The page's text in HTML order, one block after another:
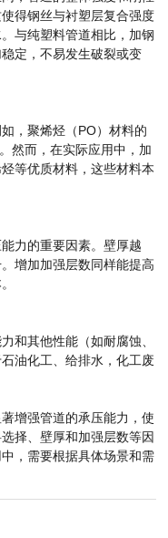
得钢丝与衬塑层复合强度
与纯塑料管道相比，加钢
定，不易发生破裂或变
，聚烯烃（PO）材料的
然而，在实际应用中，加
等优质材料，这些材料本
力的重要因素。壁厚越
增加加强层数同样能提高
和其他性能（如耐腐蚀、
油化工、给排水，化工废
增强管道的承压能力，使
择、壁厚和加强层数等因
，需要根据具体场景和需